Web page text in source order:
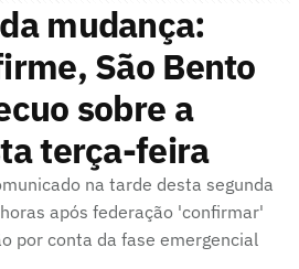
mudança:
São Bento
sobre a
terça-feira
na tarde desta segunda
após federação 'confirmar'
por conta da fase emergencial